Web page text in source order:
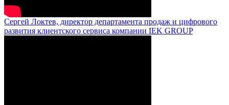
Сергей Локтев, директор департамента продаж и цифрового
развития клиентского сервиса компании IEK GROUP